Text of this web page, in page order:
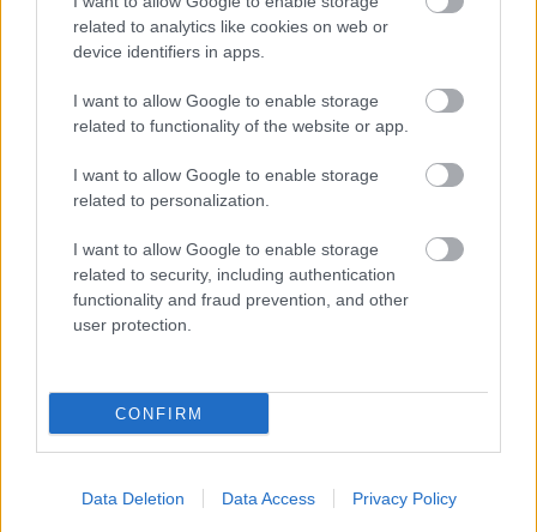
related to analytics like cookies on web or
device identifiers in apps.
I want to allow Google to enable storage
related to functionality of the website or app.
I want to allow Google to enable storage
related to personalization.
I want to allow Google to enable storage
related to security, including authentication
functionality and fraud prevention, and other
user protection.
CONFIRM
Data Deletion Data Access Privacy Policy
azonban nem sok esély van a megvalósulására.
Súlyos figyelmeztetést kapott a
Ferrari Lewis Hamilton miatt
FORMA-1
A szakértő szerint a Ferrarinak
Váratlan mentőövet kaphat Liam
Lawson a Red Bulltól